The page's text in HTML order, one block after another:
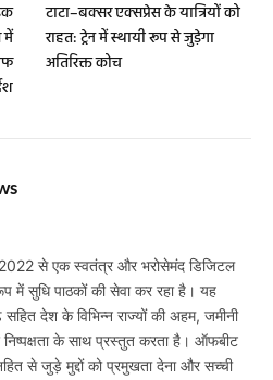
में
टाटा–बक्सर एक्सप्रेस के यात्रियों को
राहत: ट्रेन में स्थायी रूप से जुड़ेगा
अतिरिक्त कोच
से एक स्वतंत्र और भरोसेमंद डिजिटल
में सुधि पाठकों की सेवा कर रहा है। यह
देश के विभिन्न राज्यों की अहम, जमीनी
के साथ प्रस्तुत करता है। ऑफबीट
से जुड़े मुद्दों को प्रमुखता देना और सच्ची